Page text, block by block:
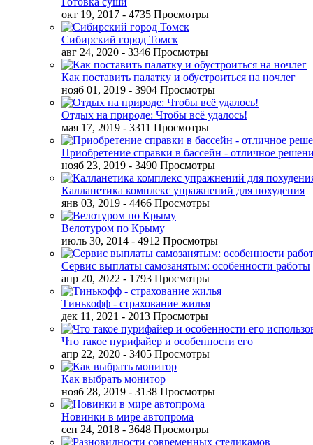
окт 19, 2017 - 4735 Просмотры
Сибирский город Томск
авг 24, 2020 - 3346 Просмотры
Как поставить палатку и обустроиться на ночлег
нояб 01, 2019 - 3904 Просмотры
Отдых на природе: Чтобы всё удалось!
мая 17, 2019 - 3311 Просмотры
Приобретение справки в бассейн - отличное
нояб 23, 2019 - 3490 Просмотры
Калланетика комплекс упражнений для похудения
янв 03, 2019 - 4466 Просмотры
Велотуром по Крыму
июль 30, 2014 - 4912 Просмотры
Сервис выплаты самозанятым: особенности работы
апр 20, 2022 - 1793 Просмотры
Тинькофф - страхование жилья
дек 11, 2021 - 2013 Просмотры
Что такое пурифайер и особенности его
апр 22, 2020 - 3405 Просмотры
Как выбрать монитор
нояб 28, 2019 - 3138 Просмотры
Новинки в мире автопрома
сен 24, 2018 - 3648 Просмотры